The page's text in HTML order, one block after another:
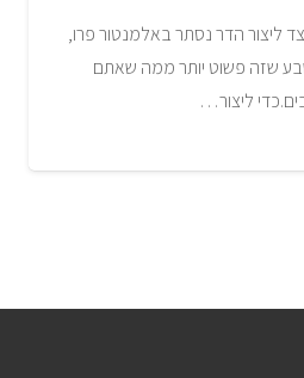
ליצור הדר נסתר באלמנטור פרו,
שזה פשוט יותר ממה שאתם
ליצור…